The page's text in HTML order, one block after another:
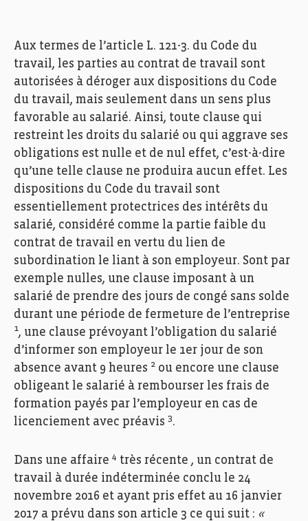
Aux termes de l’article L. 121-3. du Code du
travail, les parties au contrat de travail sont
autorisées à déroger aux dispositions du Code
du travail, mais seulement dans un sens plus
favorable au salarié. Ainsi, toute clause qui
restreint les droits du salarié ou qui aggrave ses
obligations est nulle et de nul effet, c’est-à-dire
qu’une telle clause ne produira aucun effet. Les
dispositions du Code du travail sont
essentiellement protectrices des intérêts du
salarié, considéré comme la partie faible du
contrat de travail en vertu du lien de
subordination le liant à son employeur. Sont par
exemple nulles, une clause imposant à un
salarié de prendre des jours de congé sans solde
durant une période de fermeture de l’entreprise
1, une clause prévoyant l’obligation du salarié
d’informer son employeur le 1er jour de son
absence avant 9 heures 2 ou encore une clause
obligeant le salarié à rembourser les frais de
formation payés par l’employeur en cas de
licenciement avec préavis 3.
Dans une affaire 4 très récente , un contrat de
travail à durée indéterminée conclu le 24
novembre 2016 et ayant pris effet au 16 janvier
2017 a prévu dans son article 3 ce qui suit : «